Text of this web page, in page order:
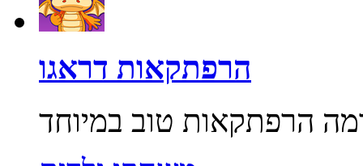
הרפתקאות דראגו